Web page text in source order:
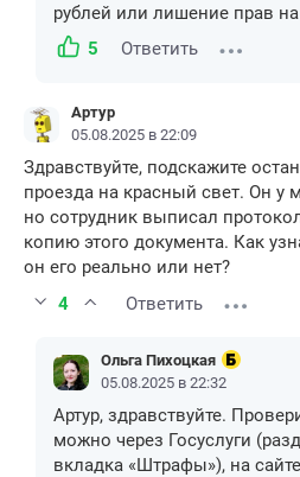
рублей или лишение прав
5
Ответить
Артур
05.08.2025 в 22:09
Здравствуйте, подскажите
проезда на красный свет. Он у
но сотрудник выписал
копию этого документа. Как
он его реально или нет?
4
Ответить
Ольга Пихоцкая
05.08.2025 в 22:32
Артур, здравствуйте.
можно через Госуслуги
вкладка «Штрафы»), на